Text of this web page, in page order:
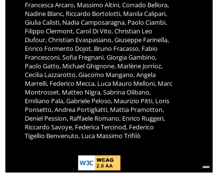
Francesca Arcaro, Massimo Altini, Corrado Bellora,
Nadine Blanc, Riccardo Bortolotti, Manila Calipari,
Giulia Calisti, Nadia Camposaragna, Paolo Ciambi,
Filippo Clermont, Carol Di Vito, Christian Leo
Dufour, Christian Evaspasiano, Giuseppe Farinella,
Enrico Formento Dojot, Bruno Fracasso, Fabio
Francesconi, Sofia Fregnani, Giorgia Gambino,
Paolo Gatto, Michael Ghignone, Marlène Jorrioz,
Cecilia Lazzarotto, Giacomo Mangano, Angela
Marrelli, Federico Mecca, Luca Mauro Melloni, Marc
Montrosset, Matteo Nigra, Sabrina Olibano,
Emiliano Pala, Gabriele Peloso, Maurizio Pitti, Loris
Ponsetto, Andrea Portigliatti, Mattia Pramotton,
Deniel Pession, Raffaele Romano, Enrico Ruggeri,
Riccardo Savoye, Federica Tercinod, Federico
Tigellio Benvenuto, Luca Massimo Trifilò